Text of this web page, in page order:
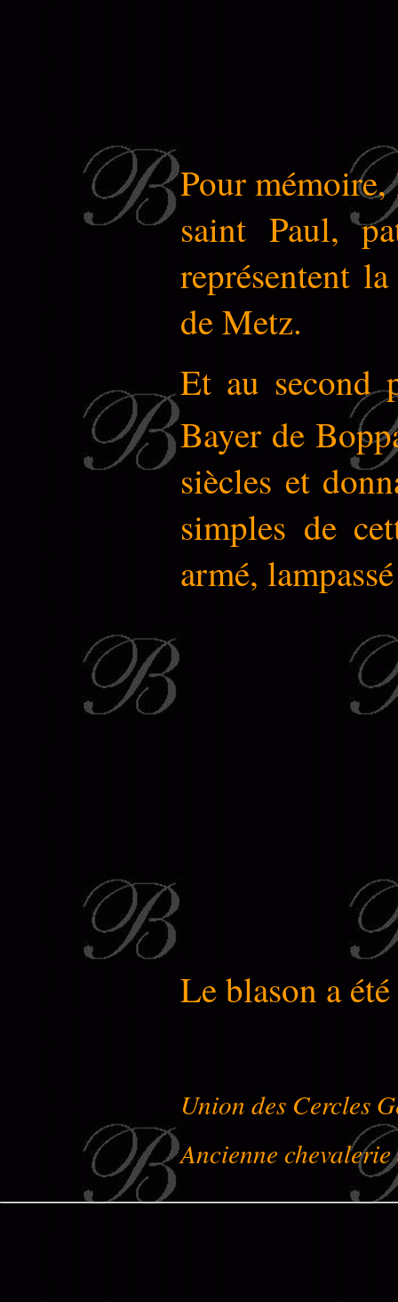
Pour mémoire,
saint Paul,
représentent
de Metz.
Et au second
Bayer de
siècles et
simples de
armé,
Le blason a
Union des Cercles
Ancienne